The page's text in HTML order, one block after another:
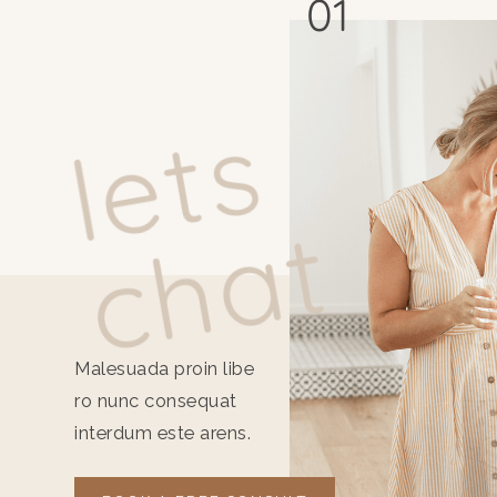
l
e
t
s
c
h
a
t
Malesuada proin libe
ro nunc consequat
interdum este arens.
01